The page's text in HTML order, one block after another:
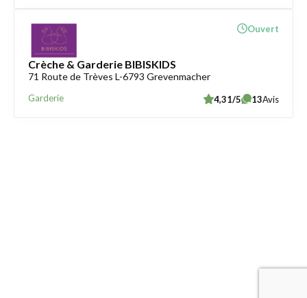
Crèche & Garderie BIBISKIDS
71 Route de Trèves L-6793 Grevenmacher
Garderie
Ouvert
4,31/5 13Avis